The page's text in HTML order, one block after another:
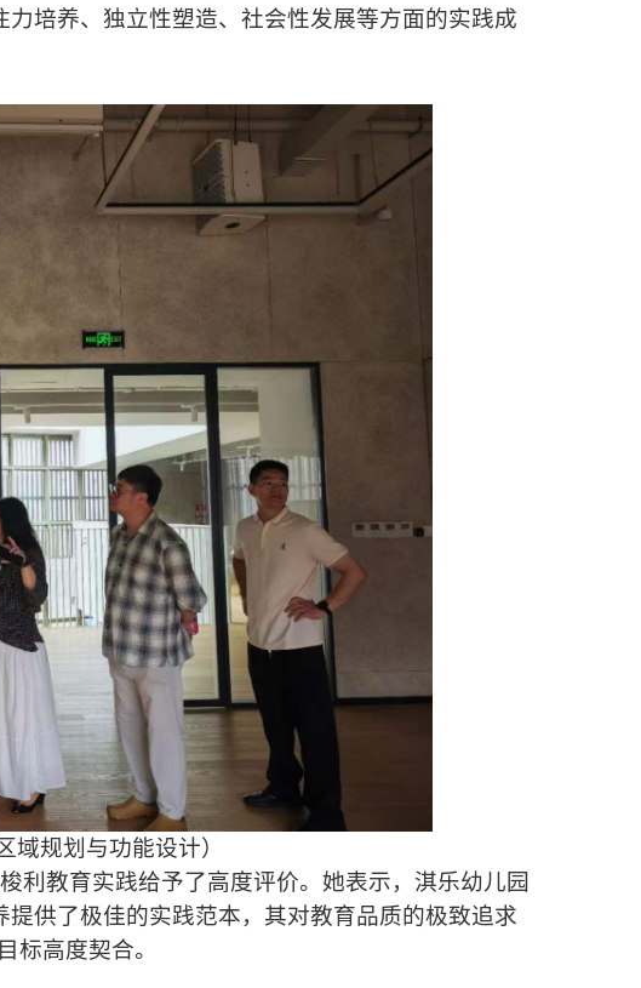
培养、独立性塑造、社会性发展等方面的实践成
域规划与功能设计）
利教育实践给予了高度评价。她表示，淇乐幼儿园
供了极佳的实践范本，其对教育品质的极致追求
标高度契合。